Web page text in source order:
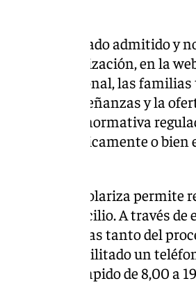
de alumnado admitido y
de la Escolarización, en la
Profesional, las
docentes, enseñanzas y la
así como la normativa
telemáticamente o
APP iEscolariza permite
por domicilio. A través
gratuitas tanto del
ha habilitado un
ininterrumpido de 8,00 a